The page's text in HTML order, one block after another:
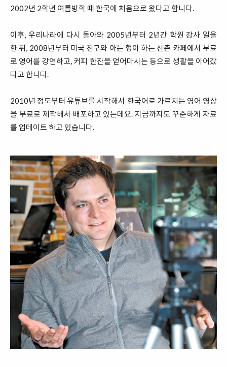
2002년 2학년 여름방학 때 한국에 처음으로 왔다고 합니다.
이후, 우리나라에 다시 돌아와 2005년부터 2년간 학원 강사 일을
한 뒤, 2008년부터 미국 친구와 아는 형이 하는 신촌 카페에서 무료
로 영어를 강연하고, 커피 한잔을 얻어마시는 등으로 생활을 이어갔
다고 합니다.
2010년 정도부터 유튜브를 시작해서 한국어로 가르치는 영어 영상
을 무료로 제작해서 배포하고 있는데요. 지금까지도 꾸준하게 자료
를 업데이트 하고 있습니다.